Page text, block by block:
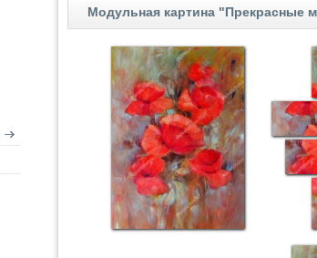
Модульная картина "Прекрасные